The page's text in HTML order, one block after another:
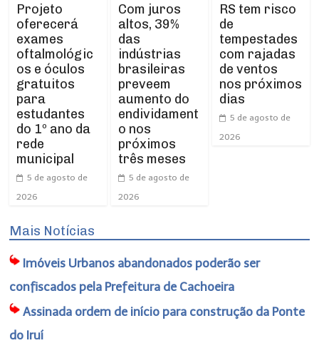
Projeto
oferecerá
exames
oftalmológic
os e óculos
gratuitos
para
estudantes
do 1º ano da
rede
municipal
5 de agosto de
2026
Com juros
altos, 39%
das
indústrias
brasileiras
preveem
aumento do
endividament
o nos
próximos
três meses
5 de agosto de
2026
RS tem risco
de
tempestades
com rajadas
de ventos
nos próximos
dias
5 de agosto de
2026
Mais Notícias
Imóveis Urbanos abandonados poderão ser
confiscados pela Prefeitura de Cachoeira
Assinada ordem de início para construção da Ponte
do Iruí